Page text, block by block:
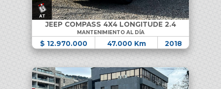
JEEP COMPASS 4X4 LONGITUDE 2.4
MANTENIMIENTO AL DÍA
$ 12.970.000 47.000 Km 2018